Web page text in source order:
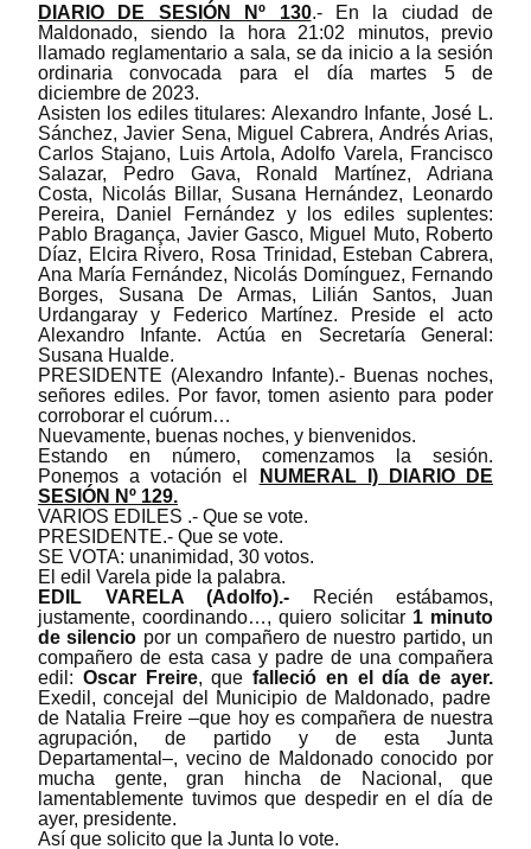
DIARIO DE SESI ÓN Nº 130.- En la ciudad de
Maldonado, siendo la hora 21:02 minutos, previo
llamado reglamentario a sala, se da inicio a la sesión
ordinaria convocada para el día martes 5 de
diciembre de 2023.
Asisten losediles titulares: Alexandro Infante, José L.
Sánchez, Javier Sena, Miguel Cabrera, Andrés Arias,
Carlos Stajano, Luis Artola, Adolfo Varela, Francisco
Salazar, Pedro Gava, Ronald Martínez, Adriana
Costa, Nicolás Billar, Susana Hernández, Leonardo
Pereira, Daniel Fernández y losediles suplentes:
Pablo Bragança, Javier Gasco, Miguel Muto, Roberto
Díaz, Elcira Rivero, Rosa Trinidad, Esteban Cabrera,
Ana María Fernández, Nicolás Domínguez, Fernando
Borges, Susana De Armas, Lilián Santos, Juan
Urdangaray y Federico Martínez.
Preside el acto
Alexandro Infante. Actúa en Secretaría General :
Susana Hualde.
PRESIDENTE (Alexandro Infante).- Buenas noches,
señores ediles. Por favor, tomen asiento para poder
corroborar el cuórum…
Nuevamente, buenas noches, y bienvenidos.
Estando en número, comenzamos la sesión.
Ponemos a votación el
NUMERAL I) DIARIO DE
SESIÓN Nº 129.
VARIOS EDILES .- Que se vote.
PRESIDENTE.- Que se vote.
SE VOTA: unanimidad, 30 votos.
El edil Varela pide la palabra.
EDIL VARELA (Adolfo).-
Recién estábamos,
justamente, coordinando…, quiero solicitar 1 minuto
de silencio por un compañero de nuestro partido, un
compañero de esta casa y padre de una compañera
edil: Oscar Freire, quefalleció en el día de ayer.
Exedil, concejal del Municipio de Maldonado, padre
de Natalia Freire‒que hoy es compañera de nuestra
agrupación, de partido y de esta Junta
Departamental ‒, vecino de Maldonado conocido por
mucha gente, gran hincha de Nacional, que
lamentablemente tuvimos que despedir en el día de
ayer, presidente.
Así que solicito que la Junta lo vote.